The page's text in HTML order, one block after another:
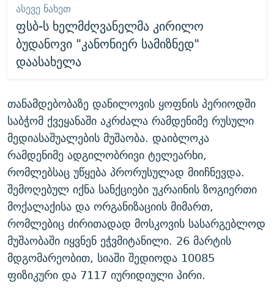
ᲐᲡᲔᲕᲔ ᲜᲐᲮᲔᲗ
ფსბ-ს ხელმძღვანელმა კირილო
ბუდანოვი "კანონიერ სამიზნედ"
დაასახელა
თანამდებობაზე დანილოვის ყოფნის პერიოდში
საბჭომ ქვეყანაში აკრძალა რამდენიმე რუსული
მედიასაშუალების მუშაობა. დაიბლოკა
რამდენიმე ადგილობრივი ტელეარხი,
რომლებსაც უწყება პრორუსულად მიიჩნევდა.
შემოღებულ იქნა სანქციები უკრაინის ზოგიერთი
მოქალაქისა და ორგანიზაციის მიმართ,
რომლებიც ძირითადად მოსკოვის სასარგებლოდ
მუშაობაში იყვნენ ეჭვმიტანილი. 26 მარტის
მდგომარეობით, სიაში შედიოდა 10085
ფიზიკური და 7117 იურიდიული პირი.